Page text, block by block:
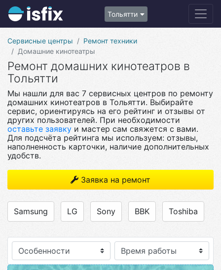
Тольятти
Сервисные центры
Ремонт техники
Домашние кинотеатры
Ремонт домашних кинотеатров в
Тольятти
Мы нашли для вас 7 сервисных центров по ремонту
домашних кинотеатров в Тольятти. Выбирайте
сервис, ориентируясь на его рейтинг и отзывы от
других пользователей. При необходимости
оставьте заявку и мастер сам свяжется с вами.
Для подсчёта рейтинга мы используем: отзывы,
наполненность карточки, наличие дополнительных
удобств.
Заявка на ремонт
Samsung LG Sony BBK Toshiba
Особенности